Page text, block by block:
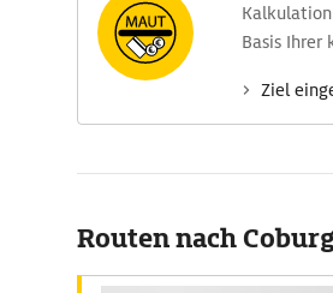
Basis Ihrer
Ziel
Routen nach